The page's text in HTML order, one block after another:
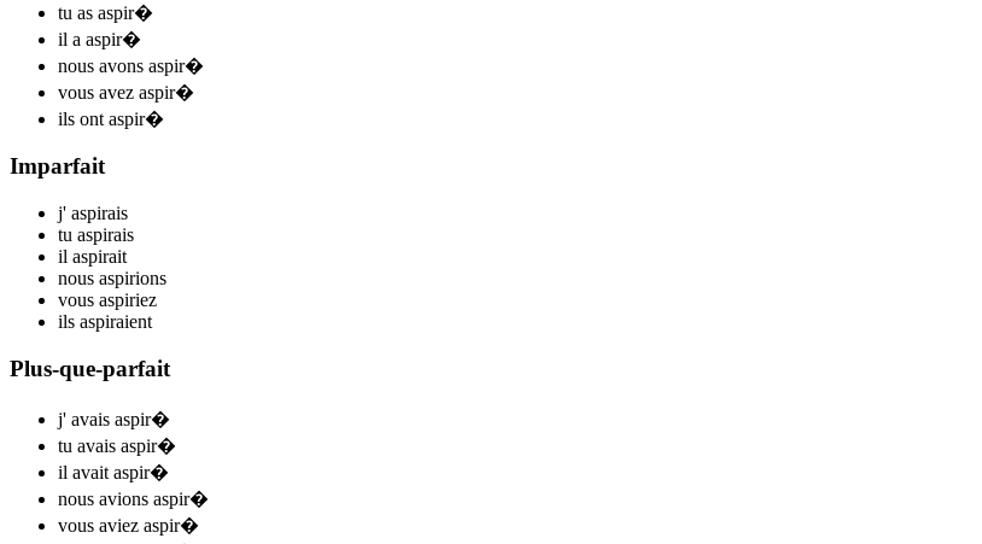
tu as aspir�
il a aspir�
nous avons aspir�
vous avez aspir�
ils ont aspir�
Imparfait
j' aspirais
tu aspirais
il aspirait
nous aspirions
vous aspiriez
ils aspiraient
Plus-que-parfait
j' avais aspir�
tu avais aspir�
il avait aspir�
nous avions aspir�
vous aviez aspir�